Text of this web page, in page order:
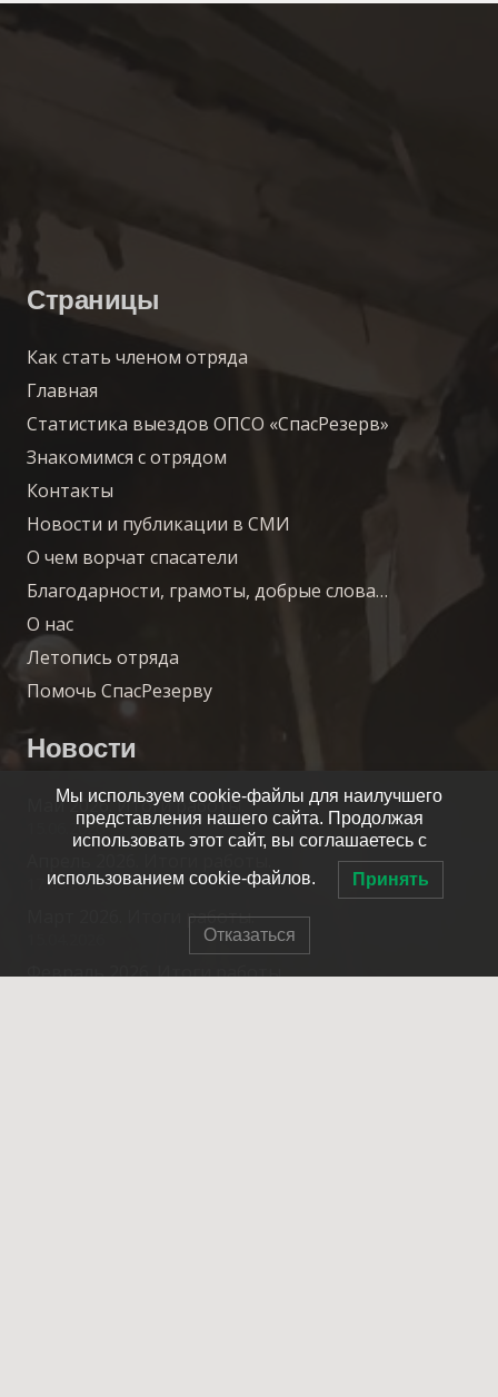
Страницы
Как стать членом отряда
Главная
Статистика выездов ОПСО «СпасРезерв»
Знакомимся с отрядом
Контакты
Новости и публикации в СМИ
О чем ворчат спасатели
Благодарности, грамоты, добрые слова…
О нас
Летопись отряда
Помочь СпасРезерву
Новости
Май 2026. Итоги работы.
15.06.2026
17.05.2026
Март 2026. Итоги работы.
Февраль 2026. Итоги работы.
Мы используем cookie-файлы для наилучшего
представления нашего сайта. Продолжая
использовать этот сайт, вы соглашаетесь с
использованием cookie-файлов. Принять
Отказаться